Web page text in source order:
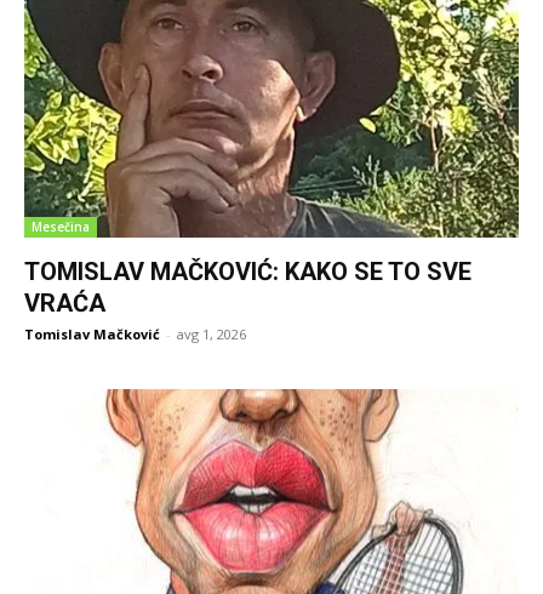
Mesečina
TOMISLAV MAČKOVIĆ: KAKO SE TO SVE
VRAĆA
Tomislav Mačković - avg 1, 2026